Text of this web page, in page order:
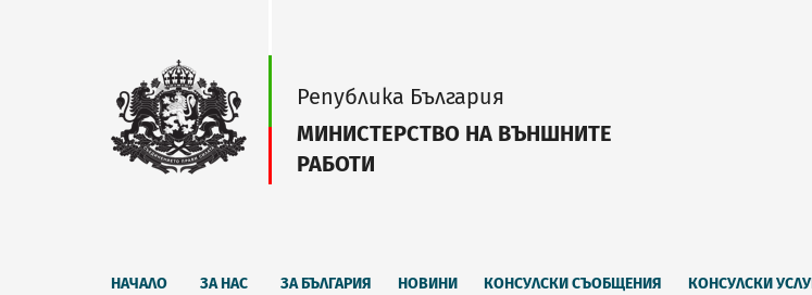
Република България
МИНИСТЕРСТВО НА ВЪНШНИТЕ
РАБОТИ
НАЧАЛО ЗА НАС ЗА БЪЛГАРИЯ НОВИНИ КОНСУЛСКИ СЪОБЩЕНИЯ КОНСУЛСКИ